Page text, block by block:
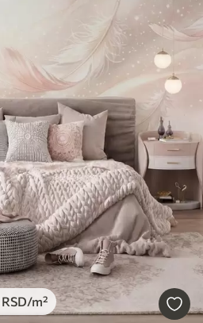
RSD/m²